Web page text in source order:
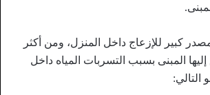
كبير للإزعاج داخل المنزل، ومن أكثر
المبنى بسبب التسربات المياه داخل
التالي: